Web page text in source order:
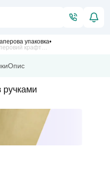
упаковка
Пакет паперовий крафт з ручками 420х320х150мм
Опис
ручками